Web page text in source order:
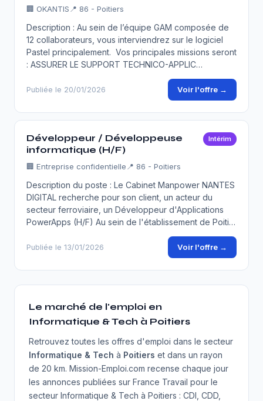
🏢 OKANTIS 📍 86 - Poitiers
Description : Au sein de l’équipe GAM composée de
12 collaborateurs, vous interviendrez sur le logiciel
Pastel principalement. Vos principales missions seront
: ASSURER LE SUPPORT TECHNICO-APPLIC…
Publiée le 20/01/2026 Voir l'offre →
Développeur / Développeuse
informatique (H/F)
Intérim
🏢 Entreprise confidentielle 📍 86 - Poitiers
Description du poste : Le Cabinet Manpower NANTES
DIGITAL recherche pour son client, un acteur du
secteur ferroviaire, un Développeur d'Applications
PowerApps (H/F) Au sein de l'établissement de Poiti…
Publiée le 13/01/2026 Voir l'offre →
Le marché de l'emploi en
Informatique & Tech à Poitiers
Retrouvez toutes les offres d'emploi dans le secteur
Informatique & Tech à Poitiers et dans un rayon
de 20 km. Mission-Emploi.com recense chaque jour
les annonces publiées sur France Travail pour le
secteur Informatique & Tech à Poitiers : CDI, CDD,